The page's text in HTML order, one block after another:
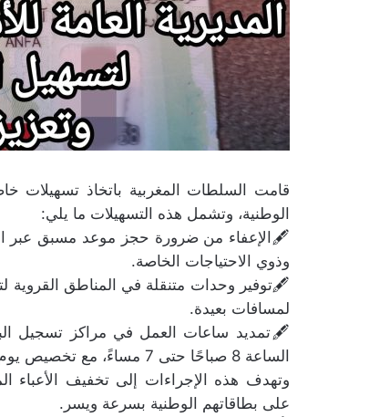
قامت السلطات المغربية باتخاذ تسهيلات
الوطنية، وتشمل هذه التسهيلات ما يلي:
🖋️الإعفاء من ضرورة حجز موعد مسبق عبر
وذوي الاحتياجات الخاصة.
🖋️توفير وحدات متنقلة في المناطق القروية
لمسافات بعيدة.
🖋️تمديد ساعات العمل في مراكز تسجيل
الساعة 8 صباحًا حتى 7 مساءً، مع تخصيص يوم السبت لمعالجة الطلبات بشكل خاص.
وتهدف هذه الإجراءات إلى تخفيف الأعباء
على بطاقاتهم الوطنية بسرعة ويسر.